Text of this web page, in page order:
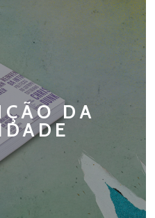
DA